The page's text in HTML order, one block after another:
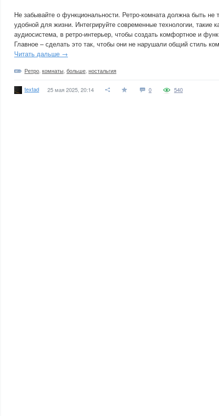
Не забывайте о функциональности. Ретро-комната должна быть не
удобной для жизни. Интегрируйте современные технологии, такие
аудиосистема, в ретро-интерьер, чтобы создать комфортное и
Главное – сделать это так, чтобы они не нарушали общий стиль
Читать дальше →
Ретро комнаты больше ностальгия
textad 25 мая 2025, 20:14 0 540